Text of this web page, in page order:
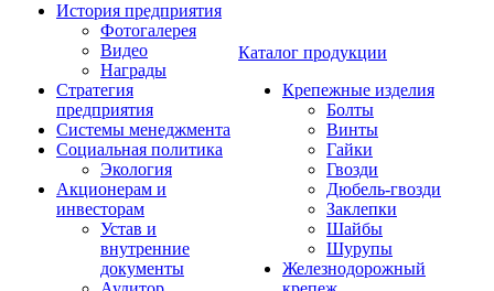
История предприятия
Фотогалерея
Видео
Награды
Стратегия
предприятия
Системы менеджмента
Социальная политика
Экология
Акционерам и
инвесторам
Устав и
внутренние
документы
Каталог продукции
Крепежные изделия
Болты
Винты
Гайки
Гвозди
Дюбель-гвозди
Заклепки
Шайбы
Шурупы
Железнодорожный